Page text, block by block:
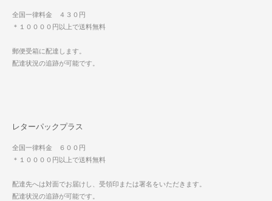
全国一律料金 ４３０円
＊１００００円以上で送料無料
郵便受箱に配達します。
配達状況の追跡が可能です。
レターパックプラス
全国一律料金 ６００円
＊１００００円以上で送料無料
配達先へは対面でお届けし、受領印または署名をいただきます。
配達状況の追跡が可能です。